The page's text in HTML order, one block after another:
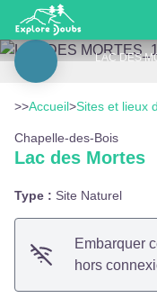
Lac des Mortes
LAC DES
>>Accueil>Sites et lieux
Chapelle-des-Bois
Lac des Mortes
Type : Site Naturel
Embarquer
hors